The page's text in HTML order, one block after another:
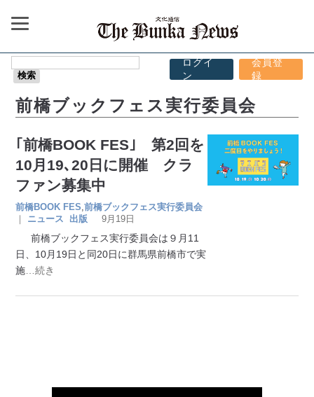
ログイ
ン
会員登
録
前橋ブックフェス実行委員会
｢前橋BOOK FES｣ 第2回を
10月19､20日に開催 クラ
ファン募集中
前橋BOOK FES ,前橋ブックフェス実行委員会
｜
ニュース 出版 9月19日
前橋ブックフェス実行委員会は９月11
日、10月19日と同20日に群馬県前橋市で実
施 …続き